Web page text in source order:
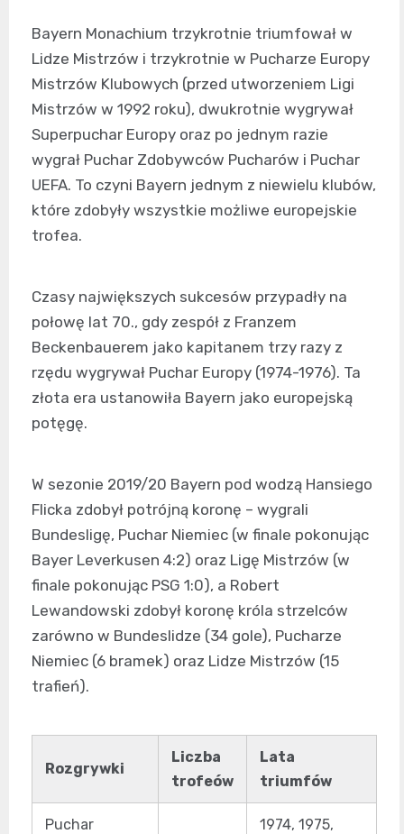
Bayern Monachium trzykrotnie triumfował w
Lidze Mistrzów i trzykrotnie w Pucharze Europy
Mistrzów Klubowych (przed utworzeniem Ligi
Mistrzów w 1992 roku), dwukrotnie wygrywał
Superpuchar Europy oraz po jednym razie
wygrał Puchar Zdobywców Pucharów i Puchar
UEFA. To czyni Bayern jednym z niewielu klubów,
które zdobyły wszystkie możliwe europejskie
trofea.
Czasy największych sukcesów przypadły na
połowę lat 70., gdy zespół z Franzem
Beckenbauerem jako kapitanem trzy razy z
rzędu wygrywał Puchar Europy (1974-1976). Ta
złota era ustanowiła Bayern jako europejską
potęgę.
W sezonie 2019/20 Bayern pod wodzą Hansiego
Flicka zdobył potrójną koronę – wygrali
Bundesligę, Puchar Niemiec (w finale pokonując
Bayer Leverkusen 4:2) oraz Ligę Mistrzów (w
finale pokonując PSG 1:0), a Robert
Lewandowski zdobył koronę króla strzelców
zarówno w Bundeslidze (34 gole), Pucharze
Niemiec (6 bramek) oraz Lidze Mistrzów (15
trafień).
Rozgrywki
Liczba
trofeów
Lata
triumfów
Puchar
1974, 1975,